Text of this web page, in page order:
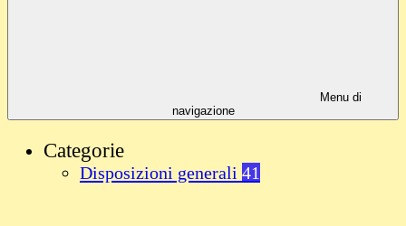
Menu di
navigazione
Categorie
Disposizioni generali 41